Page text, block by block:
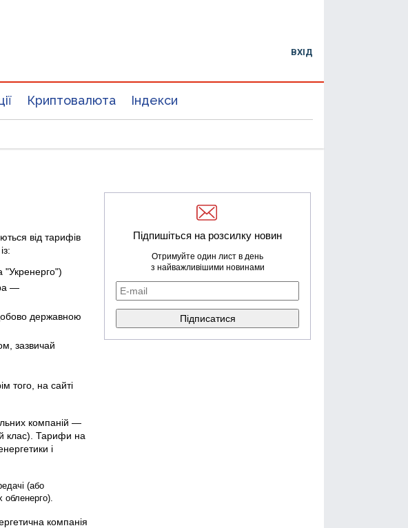
ВХІД
Криптовалюта Індекси
від тарифів
"Укренерго")
—
державною
зазвичай
того, на сайті
компаній —
клас). Тарифи на
і
(або
обленерго).
компанія
Підпишіться на розсилку новин
Отримуйте один лист в день
з найважливішими новинами